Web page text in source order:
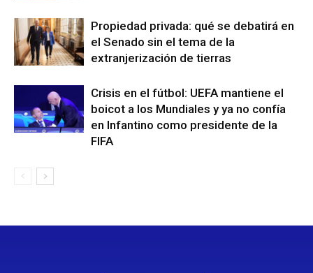
Propiedad privada: qué se debatirá en
el Senado sin el tema de la
extranjerización de tierras
Crisis en el fútbol: UEFA mantiene el
boicot a los Mundiales y ya no confía
en Infantino como presidente de la
FIFA